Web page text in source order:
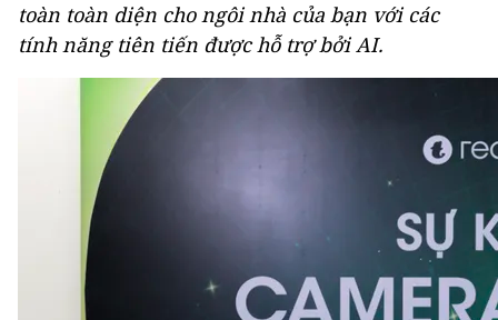
toàn toàn diện cho ngôi nhà của bạn với các
tính năng tiên tiến được hỗ trợ bởi AI.